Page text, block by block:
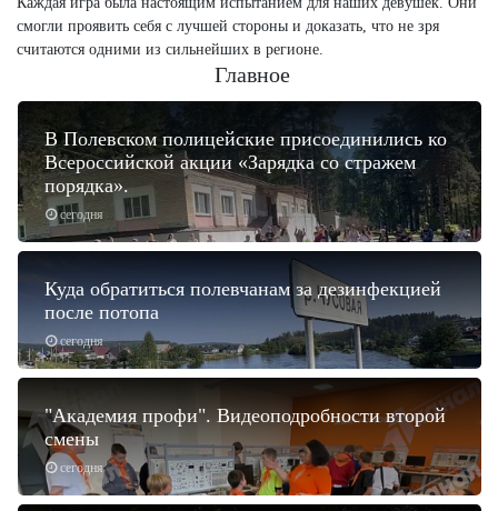
смогли проявить себя с лучшей стороны и доказать, что не зря
считаются одними из сильнейших в регионе.
Главное
сегодня
В Полевском полицейские присоединились ко
Всероссийской акции «Зарядка со стражем
порядка».
сегодня
Куда обратиться полевчанам за дезинфекцией
после потопа
сегодня
"Академия профи". Видеоподробности второй
смены